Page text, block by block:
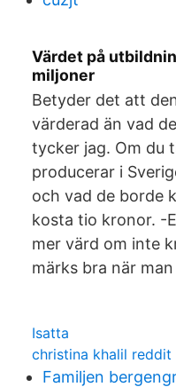
Värdet på
miljoner
Betyder det att
värderad än vad
tycker jag. Om du
producerar i
och vad de borde
kosta tio kronor. -
mer värd om inte
märks bra när
Isatta
christina khalil reddit
Familjen